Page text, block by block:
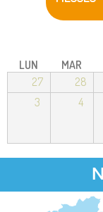
LUN MAR
27
28
3
4